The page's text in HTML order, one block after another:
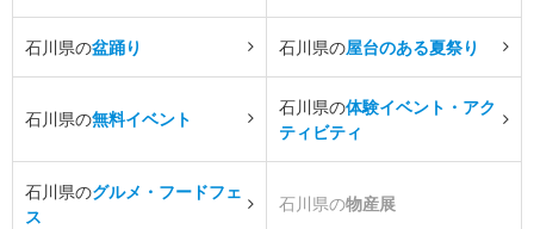
石川県の盆踊り 石川県の屋台のある夏祭り
石川県の無料イベント
石川県の体験イベント・アク
ティビティ
石川県のグルメ・フードフェ
ス
石川県の物産展